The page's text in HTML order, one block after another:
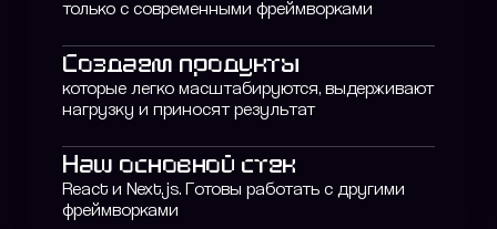
только с современными фреймворками
Создаем продукты
которые легко масштабируются, выдерживают
нагрузку и приносят результат
Наш основной стек
React и Next.js. Готовы работать с другими
фреймворками